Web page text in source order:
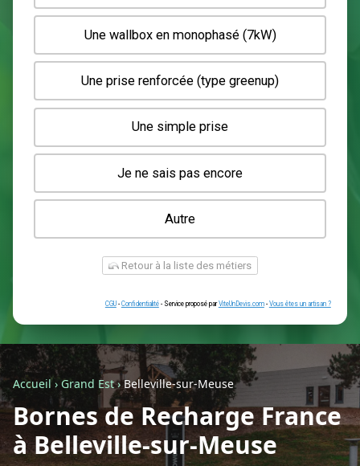
Quel type de borne souhaitez-
installer ?
Une wallbox en triphasé (22kW)
Une wallbox en monophasé (7kW)
Une prise renforcée (type greenup)
Une simple prise
Je ne sais pas encore
Autre
Retour à la liste des métiers
Accueil› Grand Est›Belleville-sur-Meuse
Bornes de Recharge France
à Belleville-sur-Meuse